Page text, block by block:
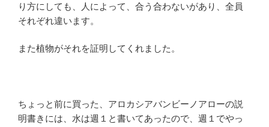
り方にしても、人によって、合う合わないがあり、全員
それぞれ違います。
また植物がそれを証明してくれました。
ちょっと前に買った、アロカシアバンビーノアローの説
明書きには、水は週１と書いてあったので、週１でやっ